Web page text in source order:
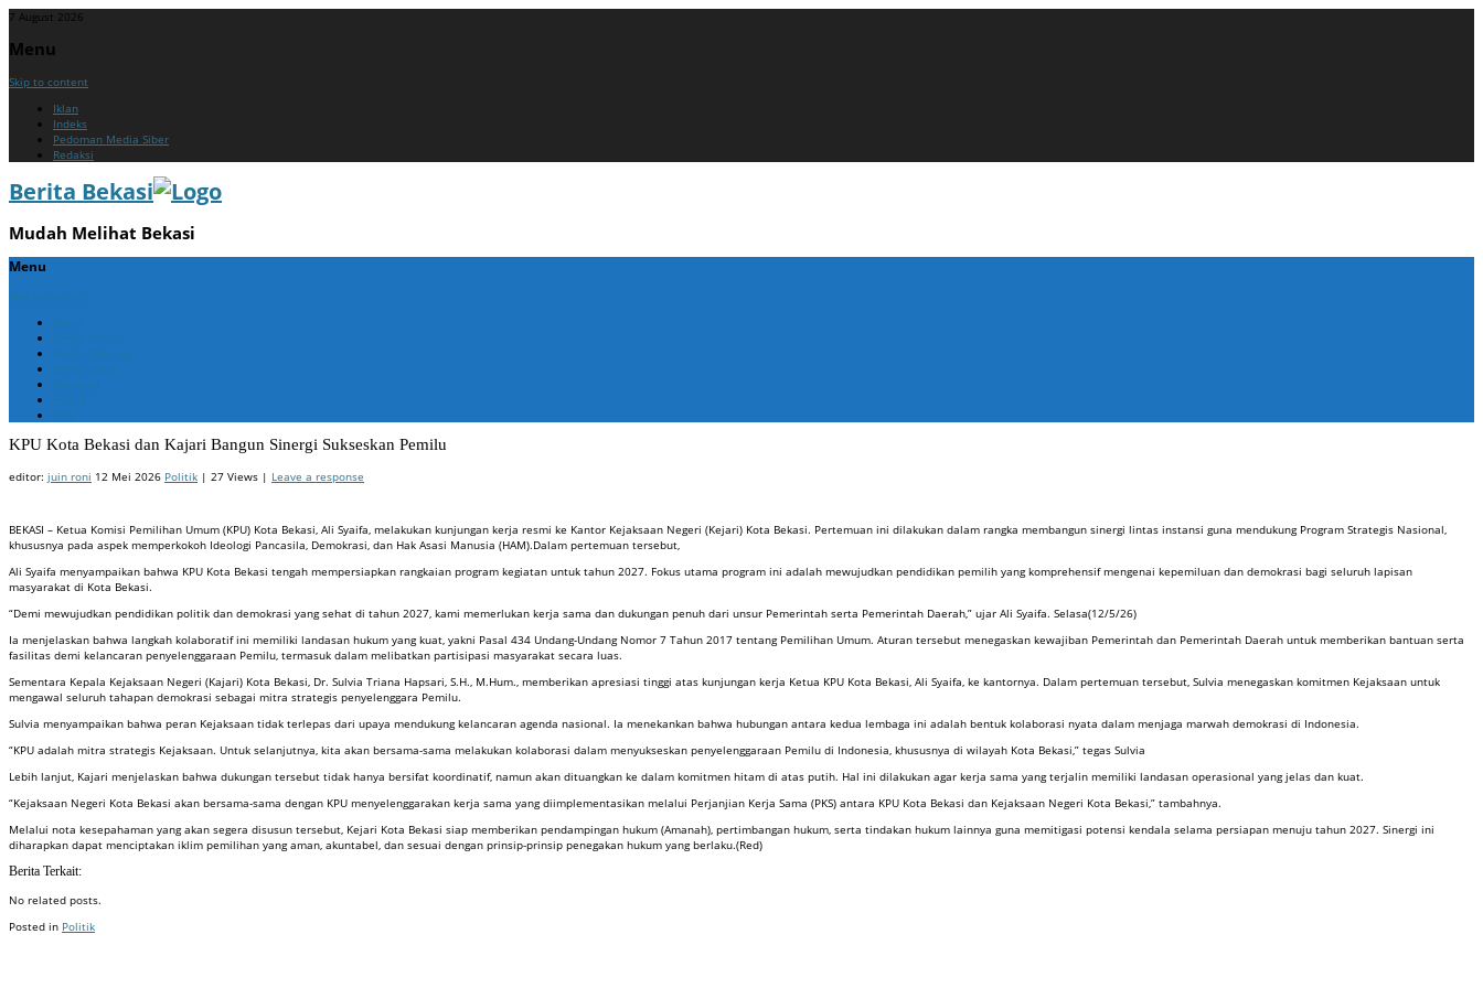
7 August 2026
Menu
Skip to content
Iklan
Indeks
Pedoman Media Siber
Redaksi
Berita Bekasi
Mudah Melihat Bekasi
Menu
Skip to content
Home
Berita Bekasi
Berita Cikarang
Berita Jabar
Nasional
Politik
ADV
KPU Kota Bekasi dan Kajari Bangun Sinergi Sukseskan Pemilu
editor: juin roni 12 Mei 2026 Politik | 27 Views | Leave a response
BEKASI – Ketua Komisi Pemilihan Umum (KPU) Kota Bekasi, Ali Syaifa, melakukan kunjungan kerja resmi ke Kantor Kejaksaan Negeri (Kejari) Kota Bekasi. Pertemuan ini dilakukan dalam rangka membangun sinergi lintas instansi guna mendukung Program Strategis Nasional,
khususnya pada aspek memperkokoh Ideologi Pancasila, Demokrasi, dan Hak Asasi Manusia (HAM).Dalam pertemuan tersebut,
Ali Syaifa menyampaikan bahwa KPU Kota Bekasi tengah mempersiapkan rangkaian program kegiatan untuk tahun 2027. Fokus utama program ini adalah mewujudkan pendidikan pemilih yang komprehensif mengenai kepemiluan dan demokrasi bagi seluruh lapisan
masyarakat di Kota Bekasi.
“Demi mewujudkan pendidikan politik dan demokrasi yang sehat di tahun 2027, kami memerlukan kerja sama dan dukungan penuh dari unsur Pemerintah serta Pemerintah Daerah,” ujar Ali Syaifa. Selasa(12/5/26)
Ia menjelaskan bahwa langkah kolaboratif ini memiliki landasan hukum yang kuat, yakni Pasal 434 Undang-Undang Nomor 7 Tahun 2017 tentang Pemilihan Umum. Aturan tersebut menegaskan kewajiban Pemerintah dan Pemerintah Daerah untuk memberikan bantuan serta
fasilitas demi kelancaran penyelenggaraan Pemilu, termasuk dalam melibatkan partisipasi masyarakat secara luas.
Sementara Kepala Kejaksaan Negeri (Kajari) Kota Bekasi, Dr. Sulvia Triana Hapsari, S.H., M.Hum., memberikan apresiasi tinggi atas kunjungan kerja Ketua KPU Kota Bekasi, Ali Syaifa, ke kantornya. Dalam pertemuan tersebut, Sulvia menegaskan komitmen Kejaksaan untuk
mengawal seluruh tahapan demokrasi sebagai mitra strategis penyelenggara Pemilu.
Sulvia menyampaikan bahwa peran Kejaksaan tidak terlepas dari upaya mendukung kelancaran agenda nasional. Ia menekankan bahwa hubungan antara kedua lembaga ini adalah bentuk kolaborasi nyata dalam menjaga marwah demokrasi di Indonesia.
“KPU adalah mitra strategis Kejaksaan. Untuk selanjutnya, kita akan bersama-sama melakukan kolaborasi dalam menyukseskan penyelenggaraan Pemilu di Indonesia, khususnya di wilayah Kota Bekasi,” tegas Sulvia
Lebih lanjut, Kajari menjelaskan bahwa dukungan tersebut tidak hanya bersifat koordinatif, namun akan dituangkan ke dalam komitmen hitam di atas putih. Hal ini dilakukan agar kerja sama yang terjalin memiliki landasan operasional yang jelas dan kuat.
“Kejaksaan Negeri Kota Bekasi akan bersama-sama dengan KPU menyelenggarakan kerja sama yang diimplementasikan melalui Perjanjian Kerja Sama (PKS) antara KPU Kota Bekasi dan Kejaksaan Negeri Kota Bekasi,” tambahnya.
Melalui nota kesepahaman yang akan segera disusun tersebut, Kejari Kota Bekasi siap memberikan pendampingan hukum (Amanah), pertimbangan hukum, serta tindakan hukum lainnya guna memitigasi potensi kendala selama persiapan menuju tahun 2027. Sinergi ini
diharapkan dapat menciptakan iklim pemilihan yang aman, akuntabel, dan sesuai dengan prinsip-prinsip penegakan hukum yang berlaku.(Red)
Berita Terkait:
No related posts.
Posted in Politik